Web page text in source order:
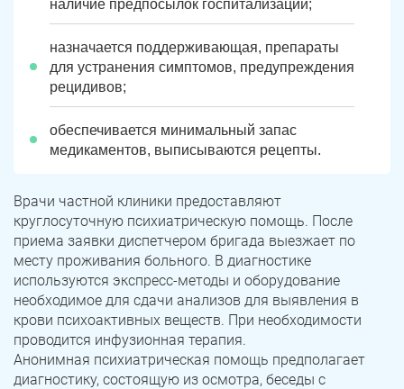
наличие предпосылок госпитализации;
назначается поддерживающая, препараты
для устранения симптомов, предупреждения
рецидивов;
обеспечивается минимальный запас
медикаментов, выписываются рецепты.
Врачи частной клиники предоставляют
круглосуточную психиатрическую помощь. После
приема заявки диспетчером бригада выезжает по
месту проживания больного. В диагностике
используются экспресс-методы и оборудование
необходимое для сдачи анализов для выявления в
крови психоактивных веществ. При необходимости
проводится инфузионная терапия.
Анонимная психиатрическая помощь предполагает
диагностику, состоящую из осмотра, беседы с